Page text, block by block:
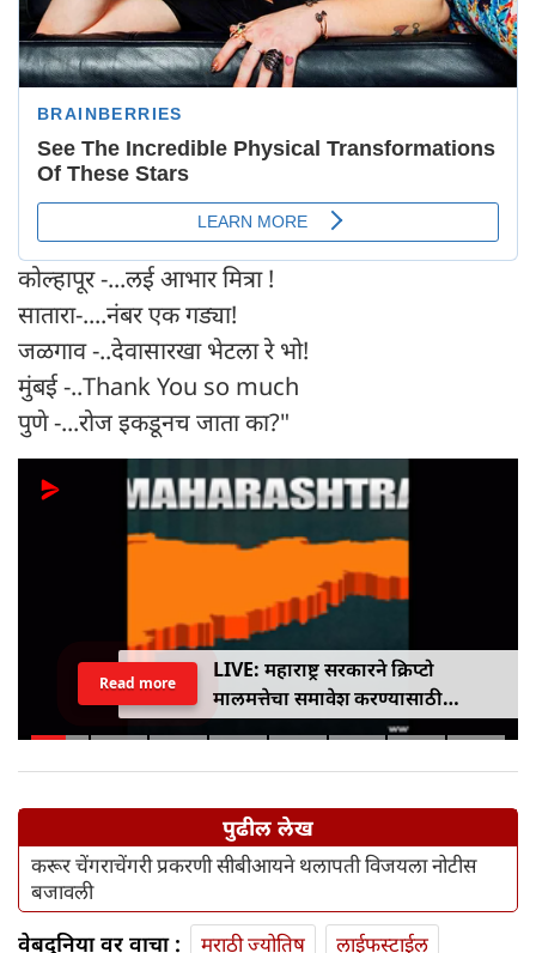
कोल्हापूर -...लई आभार मित्रा !
सातारा-....नंबर एक गड्या!
जळगाव -..देवासारखा भेटला रे भो!
मुंबई -..Thank You so much
पुणे -...रोज इकडूनच जाता का?"
LIVE: महाराष्ट्र सरकारने क्रिप्टो
मालमत्तेचा समावेश करण्यासाठी
एमपीआयडी कायद्यात दुरुस्ती केली
Read more
पुढील लेख
करूर चेंगराचेंगरी प्रकरणी सीबीआयने थलापती विजयला नोटीस
बजावली
वेबदुनिया वर वाचा : मराठी ज्योतिष
लाईफस्टाईल